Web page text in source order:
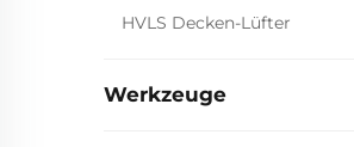
HVLS Decken-Lüfter
Werkzeuge